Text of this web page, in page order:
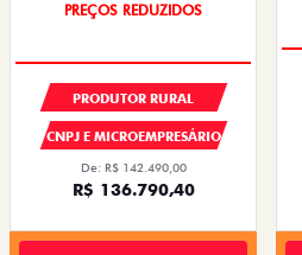
OPORTUNIDADE
PRODUTOR RURAL
CNPJ E MICROEMPRESÁRIO
De: R$ 142.490,00
R$ 136.790,40